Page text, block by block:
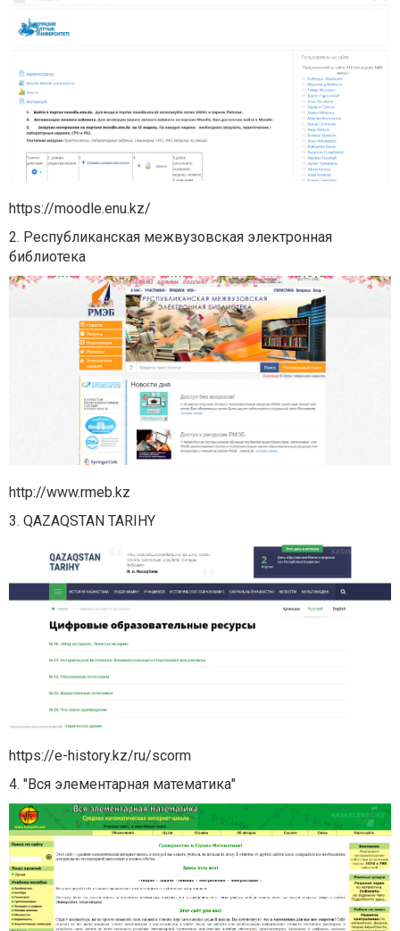
https://moodle.enu.kz/
2. Республиканская межвузовская электронная
библиотека
http://www.rmeb.kz
3. QAZAQSTAN TARIHY
https://e-history.kz/ru/scorm
4. "Вся элементарная математика"